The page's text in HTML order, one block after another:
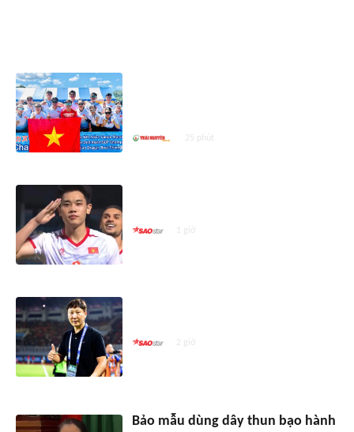
25 phút
1 giờ
2 giờ
Bảo mẫu dùng dây thun bạo hành